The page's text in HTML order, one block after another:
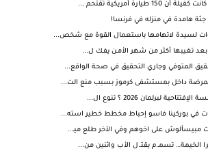
جثة هامدة في منزله في فرنسا!
تغيبها أكثر من شهر الأمـن يفـك ل...
المتوفي وجاري التحقيق في صحة الواقع...
ممرضة داخل بمستشفى كرموز بسبب منع الت...
لبرلمان 2026 ؟ تنوع ال...
في بوركينا فاسو إحباط مخطط خطير استه...
الخيمة… تسمـ.م يقتـ.ل الأب واثنين من...